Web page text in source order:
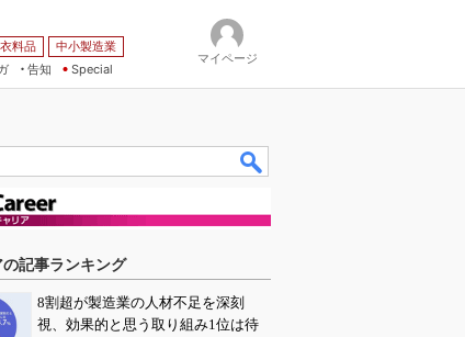
料品
中小製造業
告知 Special
マイページ
の記事ランキング
8割超が製造業の人材不足を深刻
視、効果的と思う取り組み1位は待